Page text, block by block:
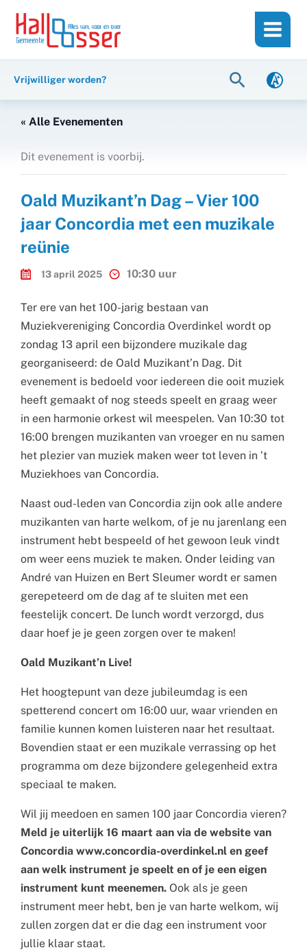
inhoud
naar
Vrijwilliger worden? Zoeken
« Alle Evenementen
Dit evenement is voorbij.
Oald Muzikant’n Dag – Vier 100
jaar Concordia met een muzikale
reünie
13 april 2025 10:30 uur
Ter ere van het 100-jarig bestaan van
Muziekvereniging Concordia Overdinkel wordt op
zondag 13 april een bijzondere muzikale dag
georganiseerd: de Oald Muzikant’n Dag. Dit
evenement is bedoeld voor iedereen die ooit muziek
heeft gemaakt of nog steeds speelt en graag weer
in een harmonie orkest wil meespelen. Van 10:30 tot
16:00 brengen muzikanten van vroeger en nu samen
het plezier van muziek maken weer tot leven in ’t
Muziekhoes van Concordia.
Naast oud-leden van Concordia zijn ook alle andere
muzikanten van harte welkom, of je nu jarenlang een
instrument hebt bespeeld of het gewoon leuk vindt
om weer eens muziek te maken. Onder leiding van
André van Huizen en Bert Sleumer wordt er samen
gerepeteerd om de dag af te sluiten met een
feestelijk concert. De lunch wordt verzorgd, dus
daar hoef je je geen zorgen over te maken!
Oald Muzikant’n Live!
Het hoogtepunt van deze jubileumdag is een
spetterend concert om 16:00 uur, waar vrienden en
familie kunnen komen luisteren naar het resultaat.
Bovendien staat er een muzikale verrassing op het
programma om deze bijzondere gelegenheid extra
speciaal te maken.
Wil jij meedoen en samen 100 jaar Concordia vieren?
Meld je uiterlijk 16 maart aan via de website van
Concordia www.concordia-overdinkel.nl en geef
aan welk instrument je speelt en of je een eigen
instrument kunt meenemen.Ook als je geen
instrument meer hebt, ben je van harte welkom, wij
zullen zorgen dat er die dag een instrument voor
jullie klaar staat.